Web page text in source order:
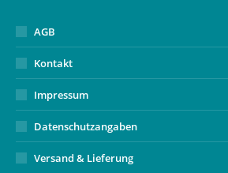
AGB
Kontakt
Impressum
Datenschutzangaben
Versand & Lieferung